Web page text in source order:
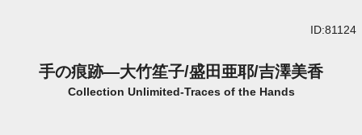
ID:81124
手の痕跡―大竹笙子/盛田亜耶/吉澤美香
Collection Unlimited-Traces of the Hands